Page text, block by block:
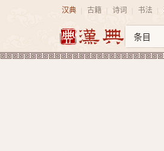
汉典 古籍 诗词 书法